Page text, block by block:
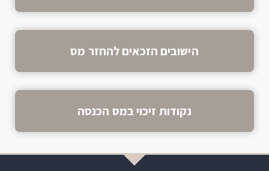
הישובים הזכאים להחזר מס
נקודות זיכוי במס הכנסה